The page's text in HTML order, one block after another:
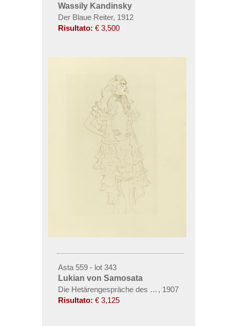
Wassily Kandinsky
Der Blaue Reiter, 1912
Risultato: € 3,500
Asta 559 - lot 343
Lukian von Samosata
Die Hetärengespräche des Lukian
, 1907
Risultato: € 3,125